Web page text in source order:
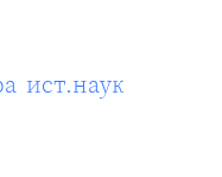
ист.наук